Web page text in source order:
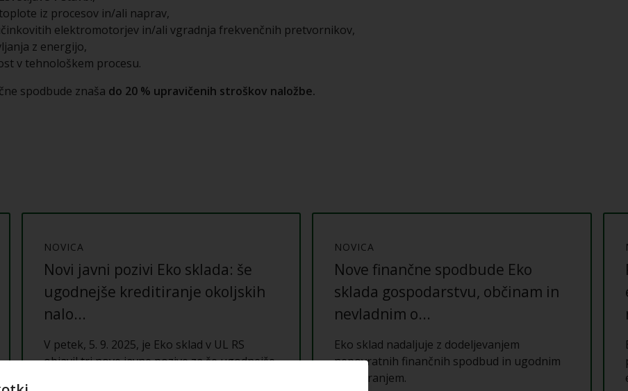
iz procesov in/ali naprav,
elektromotorjev in/ali vgradnja frekvenčnih pretvornikov,
z energijo,
v tehnološkem procesu.
spodbude znaša do 20 % upravičenih stroškov naložbe.
NOVICA
Novi javni pozivi Eko sklada: še
ugodnejše kreditiranje okoljskih
nalo...
V petek, 5. 9. 2025, je Eko sklad v UL RS
objavil tri nove javne pozive za še ugodnejše
NOVICA
Nove finančne spodbude Eko
sklada gospodarstvu, občinam in
nevladnim o...
Eko sklad nadaljuje z dodeljevanjem
nepovratnih finančnih spodbud in ugodnim
kreditiranjem.